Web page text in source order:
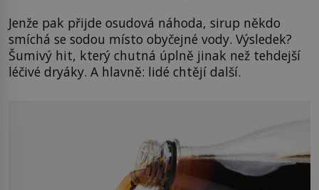
Jenže pak přijde osudová náhoda, sirup někdo
smíchá se sodou místo obyčejné vody. Výsledek?
Šumivý hit, který chutná úplně jinak než tehdejší
léčivé dryáky. A hlavně: lidé chtějí další.